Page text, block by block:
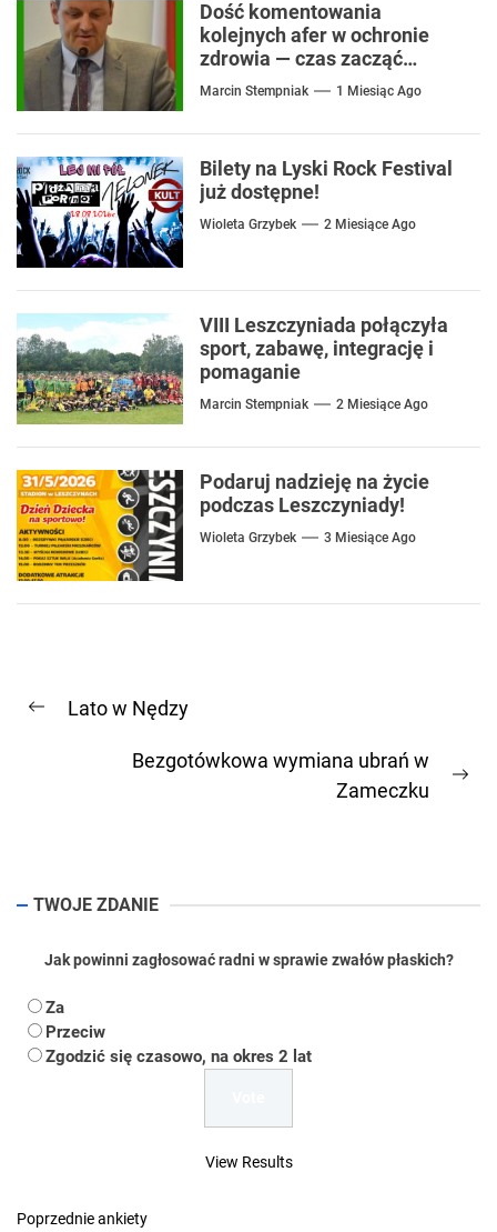
Dość komentowania
kolejnych afer w ochronie
zdrowia — czas zacząć
mówić o rozwiązaniach
Marcin Stempniak 1 Miesiąc Ago
Bilety na Lyski Rock Festival
już dostępne!
Wioleta Grzybek 2 Miesiące Ago
VIII Leszczyniada połączyła
sport, zabawę, integrację i
pomaganie
Marcin Stempniak 2 Miesiące Ago
Podaruj nadzieję na życie
podczas Leszczyniady!
Wioleta Grzybek 3 Miesiące Ago
wpisu
Previous
Lato w Nędzy
Bezgotówkowa wymiana ubrań w
Zameczku
TWOJE ZDANIE
Jak powinni zagłosować radni w sprawie zwałów płaskich?
Za
Przeciw
Zgodzić się czasowo, na okres 2 lat
View Results
Poprzednie ankiety